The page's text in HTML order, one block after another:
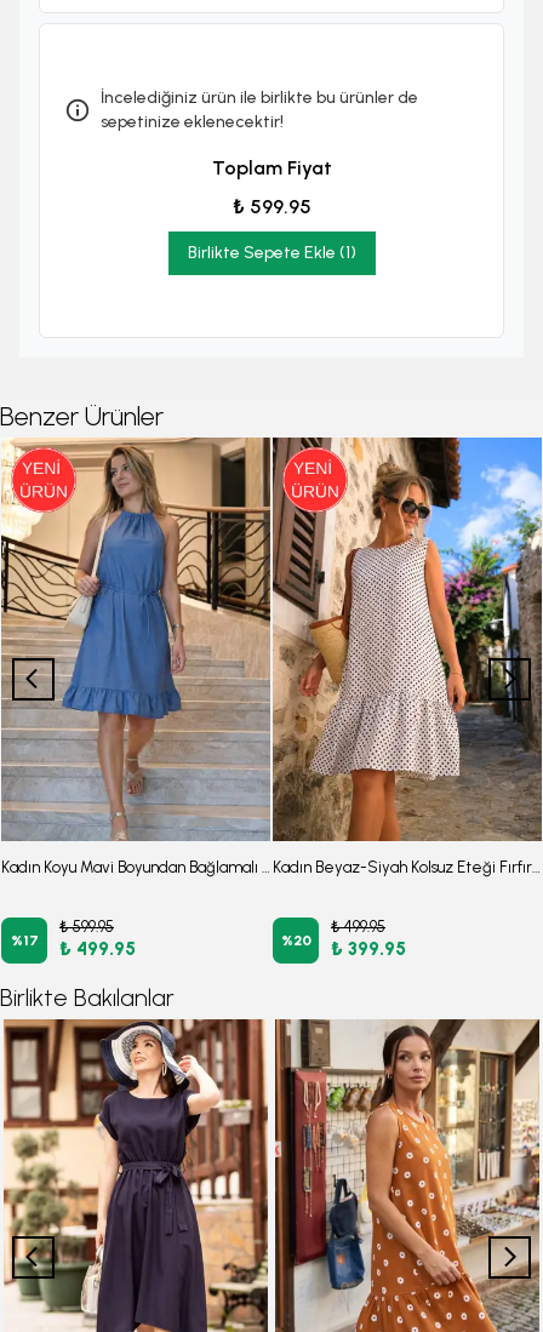
İncelediğiniz ürün ile birlikte bu ürünler de
sepetinize eklenecektir!
Toplam Fiyat
₺ 599.95
Birlikte Sepete Ekle (1)
Benzer Ürünler
%17
₺ 599.95
₺ 499.95 %20
₺ 499.95
₺ 399.95
Birlikte Bakılanlar